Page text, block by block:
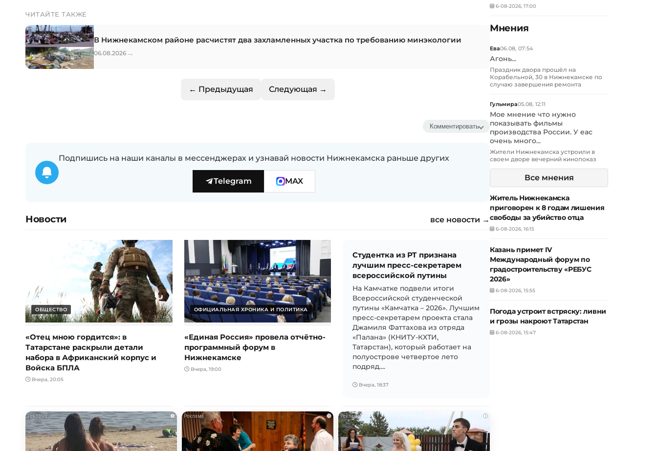
ЧИТАЙТЕ ТАКЖЕ
В Нижнекамском районе расчистят два захламленных участка по требованию минэкологии
06.08.2026 →
← Предыдущая Следующая →
Комментировать
Подпишись на наши каналы в мессенджерах и узнавай новости Нижнекамска раньше других
Telegram MAX
Новости все новости →
ОБЩЕСТВО
«Отец мною гордится»: в
Татарстане раскрыли детали
набора в Африканский корпус и
Войска БПЛА
Вчера, 20:05
ОФИЦИАЛЬНАЯ ХРОНИКА И ПОЛИТИКА
«Единая Россия» провела отчётно-
программный форум в
Нижнекамске
Вчера, 19:00
Студентка из РТ признана
лучшим пресс-секретарем
всероссийской путины
На Камчатке подвели итоги
Всероссийской студенческой
путины «Камчатка – 2026». Лучшим
пресс-секретарем проекта стала
Джамиля Фаттахова из отряда
«Палана» (КНИТУ-КХТИ,
Татарстан), который работает на
полуострове четвертое лето
подряд....
Вчера, 18:37
i i i
6-08-2026, 17:00
Мнения
Ева06.08, 07:54
Агонь...
Праздник двора прошёл на
Корабельной, 30 в Нижнекамске по
случаю завершения ремонта
Гульмира05.08, 12:11
Мое мнение что нужно
показывать фильмы
производства России. У еас
очень много...
Жители Нижнекамска устроили в
своем дворе вечерний кинопоказ
Все мнения
Житель Нижнекамска
приговорен к 8 годам лишения
свободы за убийство отца
6-08-2026, 16:15
Казань примет IV
Международный форум по
градостроительству «РЕБУС
2026»
6-08-2026, 15:55
Погода устроит встряску: ливни
и грозы накроют Татарстан
6-08-2026, 15:47